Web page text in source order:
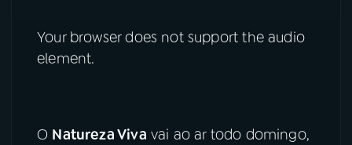
Your browser does not support the audio
element.
O Natureza Viva vai ao ar todo domingo,